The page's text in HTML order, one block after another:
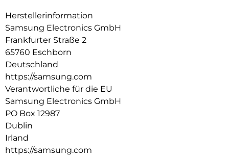
sorgen für die nötige Robustheit im Alltag.
Fließend zoomen
Ruckelfreies Zoomen funktioniert jetzt auch mit der Galaxy
A-Serie: Dank der intuitiven Zoomsteuerung des Galaxy A57
5G kannst du fließend in deine Szenen hineinzoomen. Die
Kamera ermöglicht sanfte Übergänge zwischen den
Zoomstufen, sodass deine Videos stabil und natürlich wirken.
So findest du schnell den passenden Bildausschnitt – von
dynamischer Action hin zu detailreichen Close-ups.
Auf der Überholspur
Mit Wi-Fi 6E verlässt dein Galaxy A57 5G überfüllte
Datenautobahnen und nutzt das moderne 6-GHz-Band, das
weniger ausgelastet ist als andere Frequenzen. Dadurch
Herstellerinformation
Samsung Electronics GmbH
Frankfurter Straße 2
65760 Eschborn
Deutschland
https://samsung.com
Verantwortliche für die EU
Samsung Electronics GmbH
PO Box 12987
Dublin
Irland
https://samsung.com